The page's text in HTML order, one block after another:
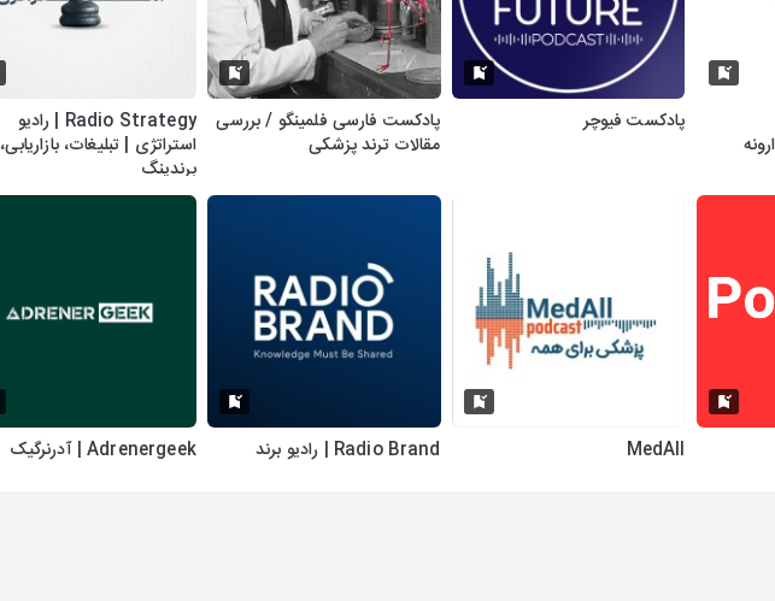
پادکست فیوچر
پادکست فارسی فلمینگو / بررسی
مقالات ترند پزشکی
Radio Strategy | رادیو
استراتژی | تبلیغات، بازاریابی،
برندینگ
MedAll Radio Brand | رادیو برند Adrenergeek | آدرنرگیک